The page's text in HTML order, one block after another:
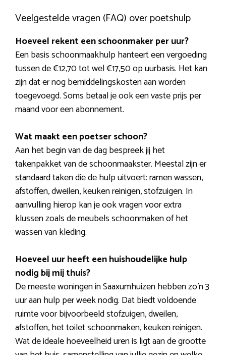
Veelgestelde vragen (FAQ) over poetshulp
Hoeveel rekent een schoonmaker per uur?
Een basis schoonmaakhulp hanteert een vergoeding
tussen de €12,70 tot wel €17,50 op uurbasis. Het kan
zijn dat er nog bemiddelingskosten aan worden
toegevoegd. Soms betaal je ook een vaste prijs per
maand voor een abonnement.
Wat maakt een poetser schoon?
Aan het begin van de dag bespreek jij het
takenpakket van de schoonmaakster. Meestal zijn er
standaard taken die de hulp uitvoert: ramen wassen,
afstoffen, dweilen, keuken reinigen, stofzuigen. In
aanvulling hierop kan je ook vragen voor extra
klussen zoals de meubels schoonmaken of het
wassen van kleding.
Hoeveel uur heeft een huishoudelijke hulp
nodig bij mij thuis?
De meeste woningen in Saaxumhuizen hebben zo’n 3
uur aan hulp per week nodig. Dat biedt voldoende
ruimte voor bijvoorbeeld stofzuigen, dweilen,
afstoffen, het toilet schoonmaken, keuken reinigen.
Wat de ideale hoeveelheid uren is ligt aan de grootte